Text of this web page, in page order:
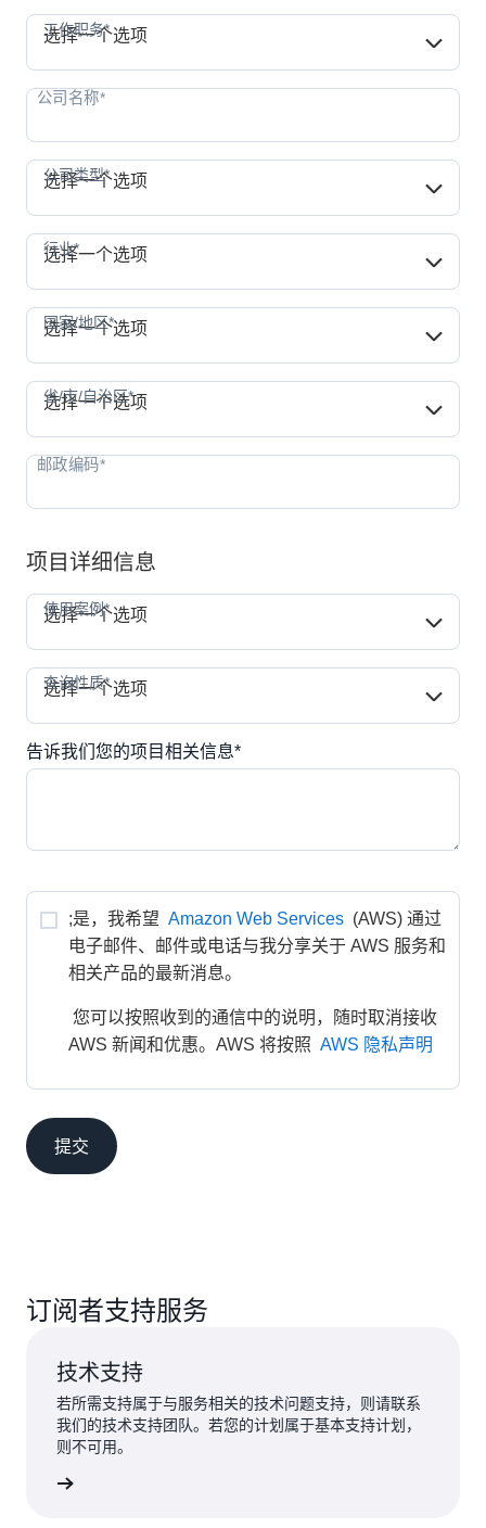
工作职务*
选择一个选项
公司类型*
选择一个选项
行业*
选择一个选项
国家/地区*
选择一个选项
省/市/自治区*
选择一个选项
项目详细信息
使用案例*
选择一个选项
查询性质*
选择一个选项
告诉我们您的项目相关信息*
;是，我希望 Amazon Web Services (AWS) 通过
电子邮件、邮件或电话与我分享关于 AWS 服务和
相关产品的最新消息。
AWS 新闻和优惠。AWS 将按照 AWS 隐私声明
提交
订阅者支持服务
技术支持
若所需支持属于与服务相关的技术问题支持，则请联系
我们的技术支持团队。若您的计划属于基本支持计划，
则不可用。